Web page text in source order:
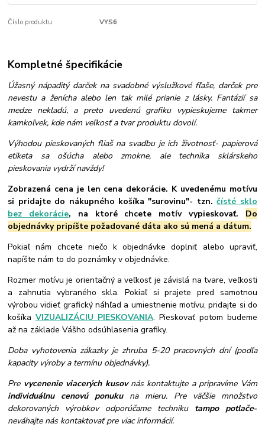
Číslo produktu: VYS6
Kompletné špecifikácie
Úžasný nápaditý darček na svadobné výslužkové fľaše, darček pre
nevestu a ženícha alebo len tak milé prianie z lásky. Fantázií sa
medze nekladú, a preto uvedenú grafiku vypieskujeme takmer
kamkoľvek, kde nám veľkosť a tvar produktu dovolí.
Výhodou pieskovaných fliaš na svadbu je ich životnosť- papierová
etiketa sa ošúcha alebo zmokne, ale technika sklárskeho
pieskovania vydrží navždy!
Zobrazená cena je len cena dekorácie. K uvedenému motívu
si pridajte do nákupného košíka "surovinu"- tzn.čísté sklo
bez dekorácie, na ktoré chcete motív vypieskovať. Do
objednávky pripíšte požadované dáta ako sú mená a dátum.
Pokiaľ nám chcete niečo k objednávke doplniť alebo upraviť,
napíšte nám to do poznámky v objednávke.
Rozmer motívu je orientačný a veľkosť je závislá na tvare, veľkosti
a zahnutia vybraného skla. Pokiaľ si prajete pred samotnou
výrobou vidieť grafický náhľad a umiestnenie motívu, pridajte si do
košíkaVIZUALIZÁCIU PIESKOVANIA. Pieskovať potom budeme
až na základe Vášho odsúhlasenia grafiky.
Doba vyhotovenia zákazky je zhruba 5-20 pracovných dní (podľa
kapacity výroby a termínu objednávky).
Pre vycenenie viacerých kusovnás kontaktujte a pripravíme Vám
individuálnu cenovú ponukuna mieru. Pre väčšie množstvo
dekorovaných výrobkov odporúčame techniku tampo potlače-
neváhajte nás kontaktovať pre viac informácií.